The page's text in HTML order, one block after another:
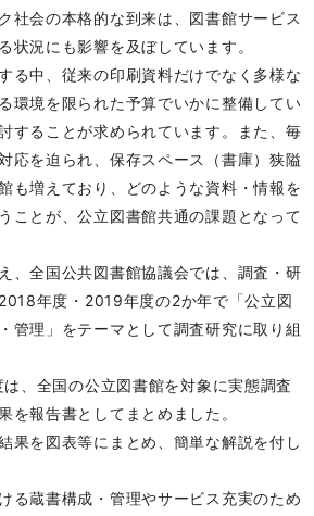
社会の本格的な到来は、図書館サービス
状況にも影響を及ぼしています。
る中、従来の印刷資料だけでなく多様な
環境を限られた予算でいかに整備してい
することが求められています。また、毎
応を迫られ、保存スペース（書庫）狭隘
も増えており、どのような資料・情報を
ことが、公立図書館共通の課題となって
、全国公共図書館協議会では、調査・研
年度・2019年度の2か年で「公立図
管理」をテーマとして調査研究に取り組
、全国の公立図書館を対象に実態調査
を報告書としてまとめました。
果を図表等にまとめ、簡単な解説を付し
る蔵書構成・管理やサービス充実のため